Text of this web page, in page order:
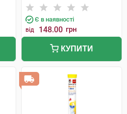
Є в наявності
від 148.00 грн
КУПИТИ